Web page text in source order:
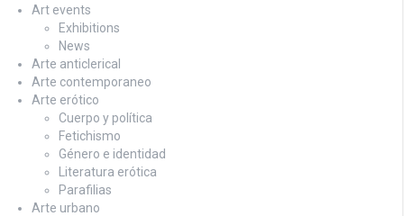
Art events
Exhibitions
News
Arte anticlerical
Arte contemporaneo
Arte erótico
Cuerpo y política
Fetichismo
Género e identidad
Literatura erótica
Parafilias
Arte urbano